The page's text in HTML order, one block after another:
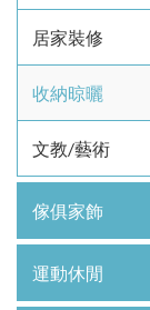
居家裝修
收納晾曬
文教/藝術
傢俱家飾
運動休閒